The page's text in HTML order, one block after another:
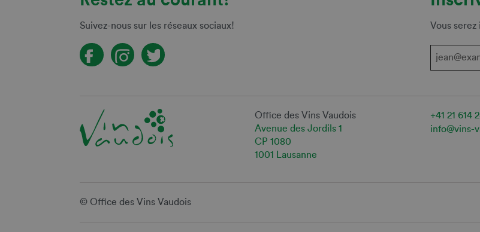
Suivez-nous sur les réseaux sociaux! Vous
Office des Vins Vaudois
Avenue des Jordils 1
CP 1080
1001 Lausanne
+41 21 614
info@vins-
© Office des Vins Vaudois